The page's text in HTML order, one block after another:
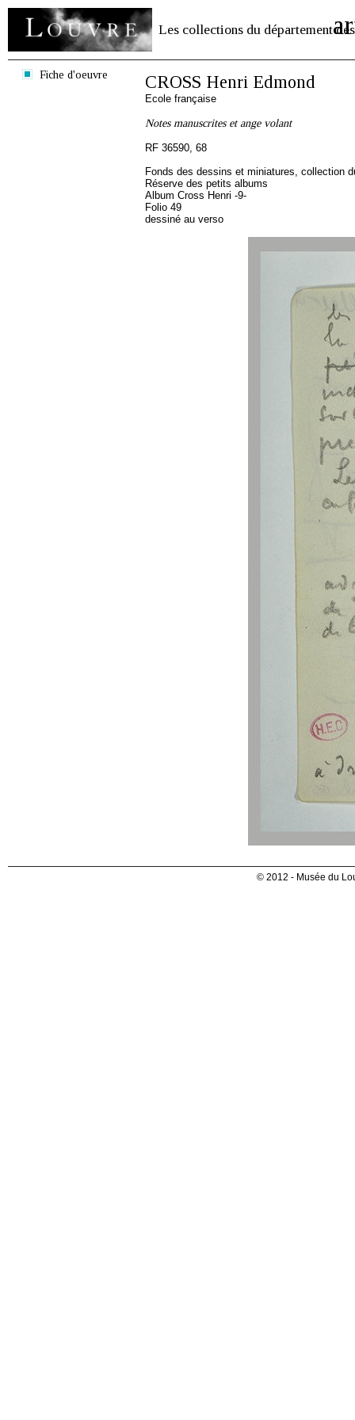
Les collections du département des
Fiche d'oeuvre CROSS Henri Edmond
Ecole française
Notes manuscrites et ange volant
RF 36590, 68
Fonds des dessins et miniatures, collection
Réserve des petits albums
Album Cross Henri -9-
Folio 49
dessiné au verso
© 2012 - Musée du